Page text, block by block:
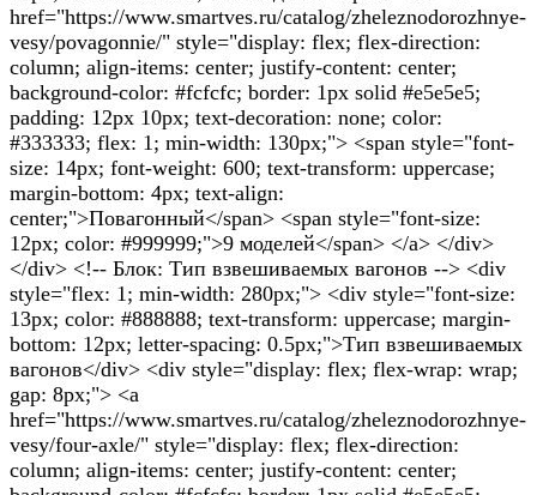
href="https://www.smartves.ru/catalog/zheleznodorozhnye-
vesy/povagonnie/" style="display: flex; flex-direction:
column; align-items: center; justify-content: center;
background-color: #fcfcfc; border: 1px solid #e5e5e5;
padding: 12px 10px; text-decoration: none; color:
#333333; flex: 1; min-width: 130px;"> <span style="font-
size: 14px; font-weight: 600; text-transform: uppercase;
margin-bottom: 4px; text-align:
center;">Повагонный</span> <span style="font-size:
12px; color: #999999;">9 моделей</span> </a> </div>
</div> <!-- Блок: Тип взвешиваемых вагонов --> <div
style="flex: 1; min-width: 280px;"> <div style="font-size:
13px; color: #888888; text-transform: uppercase; margin-
bottom: 12px; letter-spacing: 0.5px;">Тип взвешиваемых
вагонов</div> <div style="display: flex; flex-wrap: wrap;
gap: 8px;"> <a
href="https://www.smartves.ru/catalog/zheleznodorozhnye-
vesy/four-axle/" style="display: flex; flex-direction:
column; align-items: center; justify-content: center;